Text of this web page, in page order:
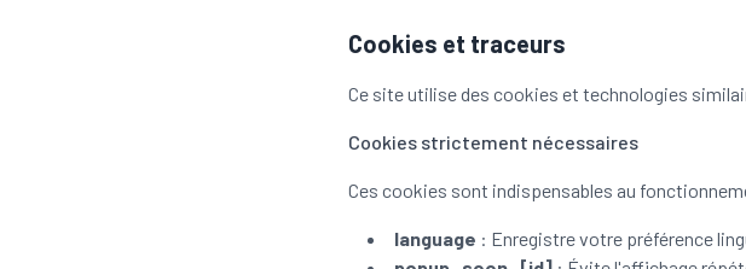
Cookies et traceurs
Ce site utilise des cookies et technologies
Cookies strictement nécessaires
Ces cookies sont indispensables au
language : Enregistre votre préférence